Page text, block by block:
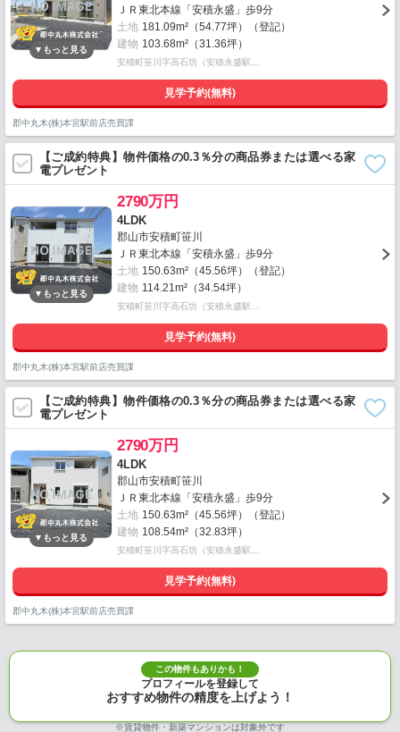
ＪＲ東北本線「安積永盛」歩9分
土地 181.09m²（54.77坪）（登記）
建物 103.68m²（31.36坪）
安積町笹川字高石坊（安積永盛駅…
見学予約(無料)
郡中丸木(株)本宮駅前店売買課
【ご成約特典】物件価格の0.3％分の商品券または選べる家
電プレゼント
2790万円
4LDK
郡山市安積町笹川
ＪＲ東北本線「安積永盛」歩9分
土地 150.63m²（45.56坪）（登記）
建物 114.21m²（34.54坪）
安積町笹川字高石坊（安積永盛駅…
見学予約(無料)
郡中丸木(株)本宮駅前店売買課
【ご成約特典】物件価格の0.3％分の商品券または選べる家
電プレゼント
2790万円
4LDK
郡山市安積町笹川
ＪＲ東北本線「安積永盛」歩9分
土地 150.63m²（45.56坪）（登記）
建物 108.54m²（32.83坪）
安積町笹川字高石坊（安積永盛駅…
見学予約(無料)
郡中丸木(株)本宮駅前店売買課
この物件もありかも！
プロフィールを登録して
おすすめ物件の精度を上げよう！
※賃貸物件・新築マンションは対象外です